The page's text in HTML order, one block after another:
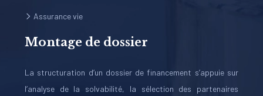
Assurance vie
Montage de dossier
La structuration d’un dossier de financement s’appuie sur
l’analyse de la solvabilité, la sélection des partenaires